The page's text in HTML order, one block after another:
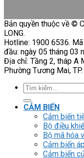
Bản quyền thuộc về ©
LONG.
Hotline: 1900 6536.
đầu: ngày 05 tháng 03
Địa chỉ: Tầng 2, tháp A
Phường Tương Mai, TP.
Tìm
kiếm:
CẢM BIẾN
Cảm biến
Bộ điều
Bộ mã hóa
Cảm biến
Cảm biến